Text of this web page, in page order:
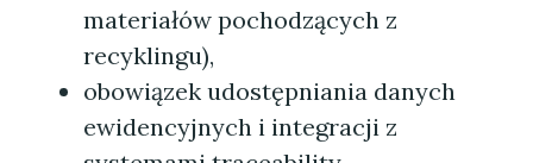
materiałów pochodzących z
recyklingu),
obowiązek udostępniania danych
ewidencyjnych i integracji z